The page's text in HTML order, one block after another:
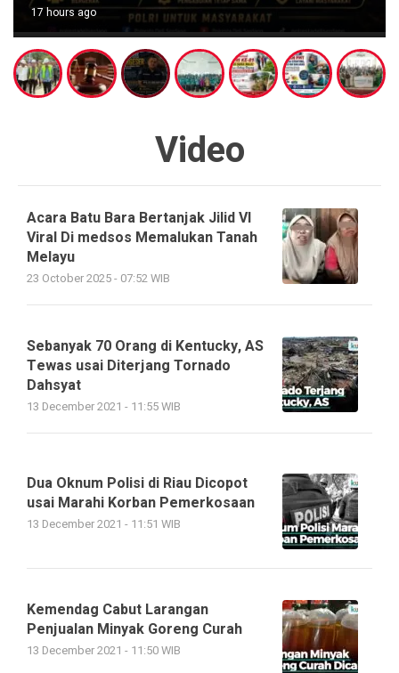
17 hours ago
Video
Acara Batu Bara Bertanjak Jilid VI
Viral Di medsos Memalukan Tanah
Melayu
23 October 2025 - 07:52 WIB
Sebanyak 70 Orang di Kentucky, AS
Tewas usai Diterjang Tornado
Dahsyat
13 December 2021 - 11:55 WIB
Dua Oknum Polisi di Riau Dicopot
usai Marahi Korban Pemerkosaan
13 December 2021 - 11:51 WIB
Kemendag Cabut Larangan
Penjualan Minyak Goreng Curah
13 December 2021 - 11:50 WIB